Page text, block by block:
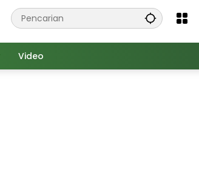
Video